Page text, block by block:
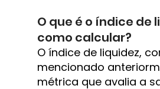
O que é o índice de
como calcular?
O índice de liquidez,
mencionado
métrica que avalia a